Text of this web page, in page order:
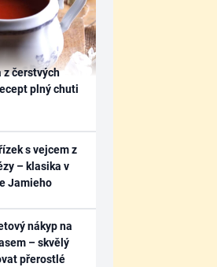
z čerstvých
plný chuti
s vejcem z
– klasika v
Jamieho
nákyp na
– skvělý
přerostlé